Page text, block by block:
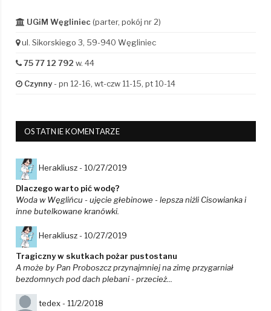
UGiM Węgliniec (parter, pokój nr 2)
ul. Sikorskiego 3, 59-940 Węgliniec
75 77 12 792 w. 44
Czynny- pn 12-16, wt-czw 11-15, pt 10-14
OSTATNIE KOMENTARZE
Herakliusz - 10/27/2019
Dlaczego warto pić wodę?
Woda w Węglińcu - ujęcie głebinowe - lepsza niżli Cisowianka i
inne butelkowane kranówki.
Herakliusz - 10/27/2019
Tragiczny w skutkach pożar pustostanu
A może by Pan Proboszcz przynajmniej na zimę przygarniał
bezdomnych pod dach plebani - przecież...
tedex - 11/2/2018